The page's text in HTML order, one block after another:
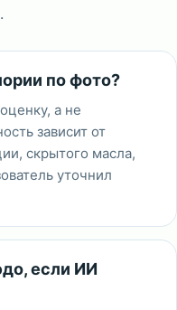
по фото?
а не
зависит от
скрытого масла,
уточнил
если ИИ